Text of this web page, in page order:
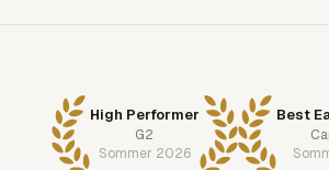
High Performer
G2
Sommer 2026
Best